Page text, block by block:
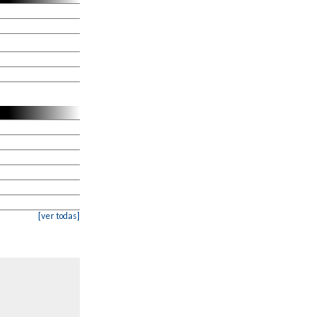
[ver todas]